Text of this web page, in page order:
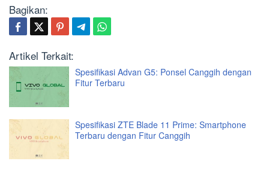
Bagikan:
Artikel Terkait:
Spesifikasi Advan G5: Ponsel Canggih dengan
Fitur Terbaru
Spesifikasi ZTE Blade 11 Prime: Smartphone
Terbaru dengan Fitur Canggih